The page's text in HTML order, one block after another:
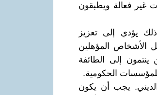
غير فعالة ويطبقون
يؤدي إلى تعزيز
الأشخاص المؤهلين
ينتمون إلى الطائفة
للمؤسسات الحكومية.
يجب أن يكون